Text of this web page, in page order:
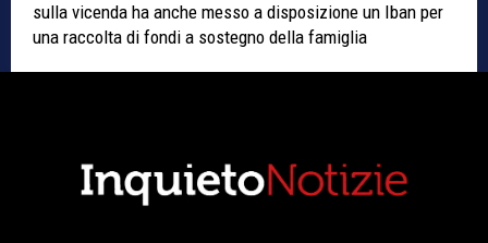
sulla vicenda ha anche messo a disposizione un Iban per
una raccolta di fondi a sostegno della famiglia